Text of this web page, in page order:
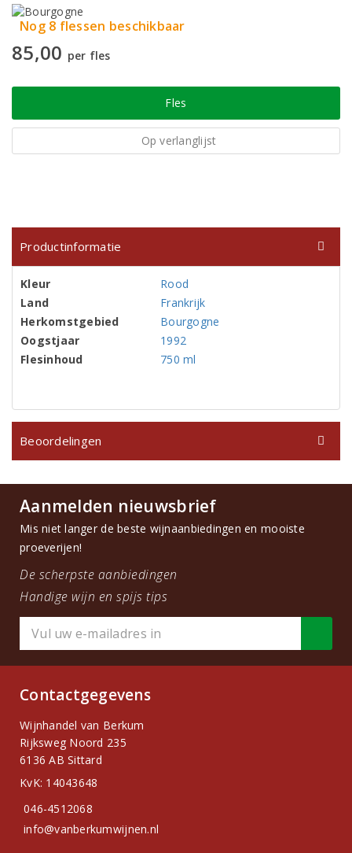
Nog 8 flessen beschikbaar
85,00 per fles
Fles
Op verlanglijst
Productinformatie
Kleur
Rood
Land
Frankrijk
Herkomstgebied
Bourgogne
Oogstjaar
1992
Flesinhoud
750 ml
Beoordelingen
Aanmelden nieuwsbrief
Mis niet langer de beste wijnaanbiedingen en mooiste
proeverijen!
De scherpste aanbiedingen
Handige wijn en spijs tips
Contactgegevens
Wijnhandel van Berkum
Rijksweg Noord 235
6136 AB Sittard
KvK: 14043648
046-4512068
info@vanberkumwijnen.nl